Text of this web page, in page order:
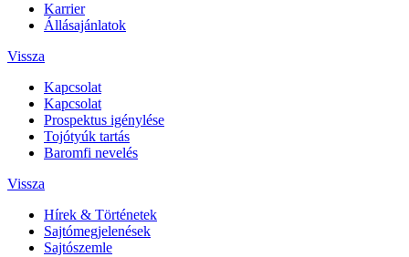
Karrier
Állásajánlatok
Vissza
Kapcsolat
Kapcsolat
Prospektus igénylése
Tojótyúk tartás
Baromfi nevelés
Vissza
Hírek & Történetek
Sajtómegjelenések
Sajtószemle